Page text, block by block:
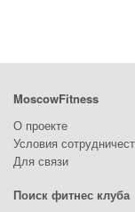
MoscowFitness
О проекте
Условия
Для связи
Поиск фитнес клуба